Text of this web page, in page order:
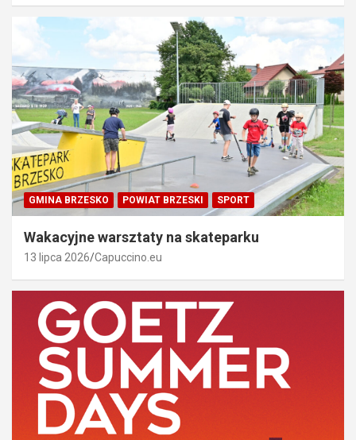
GMINA BRZESKO POWIAT BRZESKI SPORT
Wakacyjne warsztaty na skateparku
13 lipca 2026 Capuccino.eu